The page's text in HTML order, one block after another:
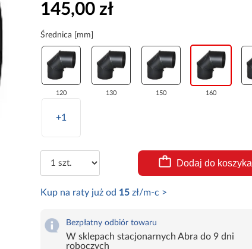
145,00 zł
Średnica [mm]
120 130 150 160
+1
Dodaj do koszyka
Kup na raty już od 15zł/m-c >
Bezpłatny odbiór towaru
W sklepach stacjonarnych Abra do 9 dni
roboczych